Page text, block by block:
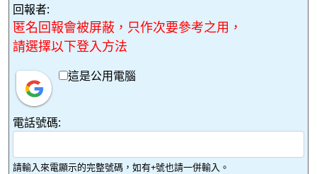
回報者:
匿名回報會被屏蔽，只作次要參考之用，
請選擇以下登入方法
這是公用電腦
電話號碼:
請輸入來電顯示的完整號碼，如有+號也請一併輸入。